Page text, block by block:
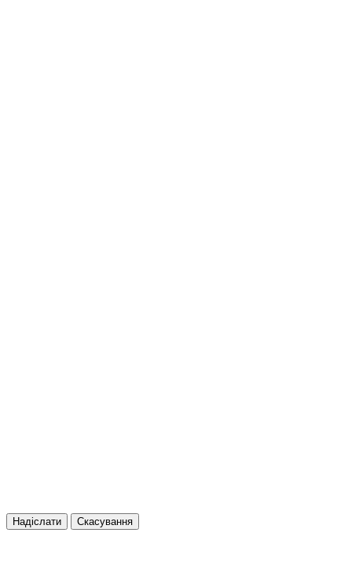
Надіслати Скасування